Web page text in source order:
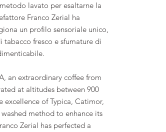
lavato per esaltarne la
Franco Zerial ha
un profilo sensoriale unico,
fresco e sfumature di
an extraordinary coffee from
at altitudes between 900
excellence of Typica, Catimor,
method to enhance its
Zerial has perfected a